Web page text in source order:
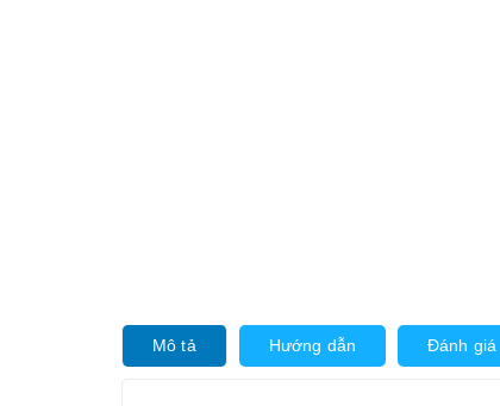
Mô tả Hướng dẫn Đánh giá